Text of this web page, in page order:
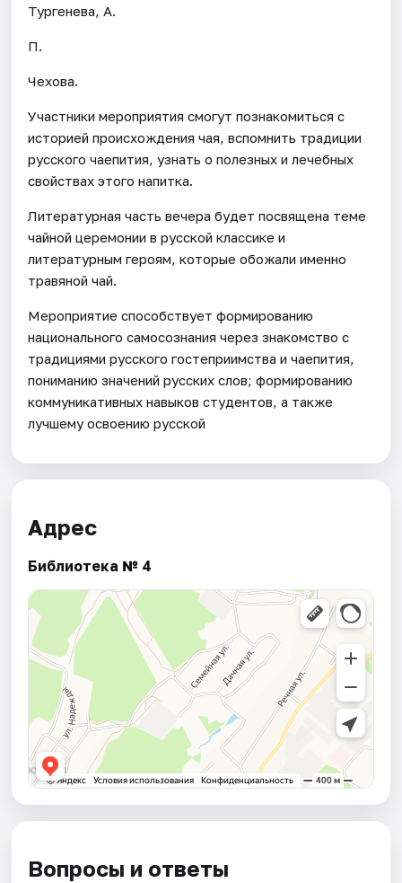
Тургенева, А.
П.
Чехова.
Участники мероприятия смогут познакомиться с
историей происхождения чая, вспомнить традиции
русского чаепития, узнать о полезных и лечебных
свойствах этого напитка.
Литературная часть вечера будет посвящена теме
чайной церемонии в русской классике и
литературным героям, которые обожали именно
травяной чай.
Мероприятие способствует формированию
национального самосознания через знакомство с
традициями русского гостеприимства и чаепития,
пониманию значений русских слов; формированию
коммуникативных навыков студентов, а также
лучшему освоению русской
Адрес
Библиотека № 4
Вопросы и ответы